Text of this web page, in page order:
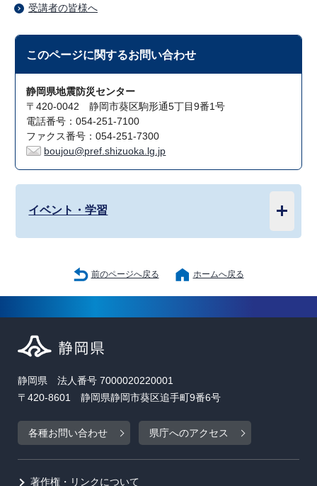
受講者の皆様へ
このページに関するお問い合わせ
静岡県地震防災センター
〒420-0042 静岡市葵区駒形通5丁目9番1号
電話番号：054-251-7100
ファクス番号：054-251-7300
boujou@pref.shizuoka.lg.jp
イベント・学習
前のページへ戻る ホームへ戻る
静岡県 法人番号 7000020220001
〒420-8601 静岡県静岡市葵区追手町9番6号
各種お問い合わせ 県庁へのアクセス
著作権・リンクについて